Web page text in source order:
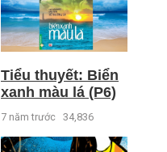
Tiểu thuyết: Biển
xanh màu lá (P6)
7 năm trước 34,836